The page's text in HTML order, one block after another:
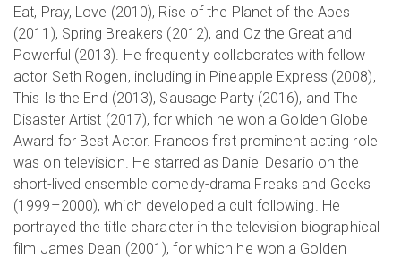
Eat, Pray, Love (2010), Rise of the Planet of the Apes
(2011), Spring Breakers (2012), and Oz the Great and
Powerful (2013). He frequently collaborates with fellow
actor Seth Rogen, including in Pineapple Express (2008),
This Is the End (2013), Sausage Party (2016), and The
Disaster Artist (2017), for which he won a Golden Globe
Award for Best Actor. Franco's first prominent acting role
was on television. He starred as Daniel Desario on the
short-lived ensemble comedy-drama Freaks and Geeks
(1999–2000), which developed a cult following. He
portrayed the title character in the television biographical
film James Dean (2001), for which he won a Golden